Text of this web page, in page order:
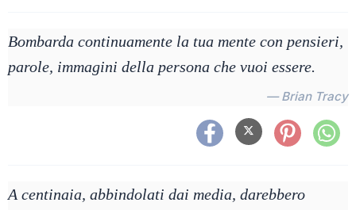
Bombarda continuamente la tua mente con pensieri,
parole, immagini della persona che vuoi essere.
— Brian Tracy
A centinaia, abbindolati dai media, darebbero